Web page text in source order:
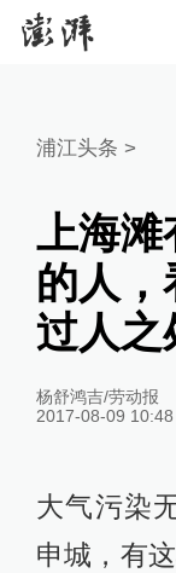
浦江头条 >
上海滩
的人
过人之
杨舒鸿吉/劳动报
2017-08-09 10:48
大气污染
申城，有